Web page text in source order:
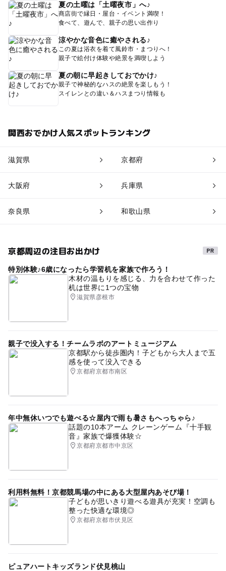
夏の土曜は「土曜夜市」へ♪
商店街で縁日・屋台・イベント満喫！
食べて、遊んで、親子の思い出作り
涼やかな音色に癒やされる♪
この夏は浴衣を着て風鈴市・まつりへ！
親子で絵付け体験や絶景を満喫しよう
夏の朝に早起きしておでかけ♪
親子で神秘的なハスの絶景を楽しもう！
スイレンとの違い＆ハスまつり情報も
関西おでかけ人気スポットランキング
滋賀県 京都府
大阪府 兵庫県
奈良県 和歌山県
京都周辺の注目お出かけ
特別体験♪6歳になったら学習机を家族で作ろう！
木材の温もりを感じる、力を合わせて作った
机は世界に1つの宝物
滋賀県彦根市
親子で没入する！チームラボのアートミュージアム
京都駅から徒歩圏内！子どもから大人まで五
感を使って没入できる
京都府京都市南区
年中無休いつでも遊べる☆屋内で雨も暑さもへっちゃら♪
話題の10本アーム クレーンゲーム『十手観
音』家族で爆獲体験☆
京都府京都市中京区
利用料無料！京都競馬場の中にある大型屋内あそび場！
子どもが思いきり遊べる遊具が充実！空調も
整った快適な環境◎
京都府京都市伏見区
ピュアハートキッズランド伏見桃山